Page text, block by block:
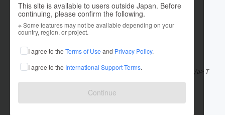
This site is available to users outside Japan. Before
continuing, please confirm the following.
※ Some features may not be available depending on your
country, region, or project.
I agree to the Terms of Use and Privacy Policy.
I agree to the International Support Terms.
Continue
slotonlinedepositpulsa
在住国：日本
出身国：日本
<a href="https://wordshares.com/">Slot Online Deposit Pulsa</a> T
erpercaya dan Terbesar 20 もっと見る